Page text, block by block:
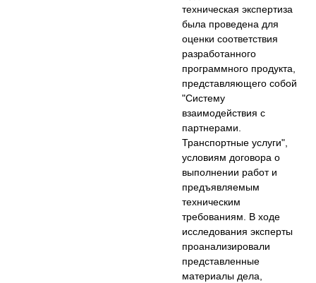
техническая экспертиза
была проведена для
оценки соответствия
разработанного
программного продукта,
представляющего собой
"Систему
взаимодействия с
партнерами.
Транспортные услуги",
условиям договора о
выполнении работ и
предъявляемым
техническим
требованиям. В ходе
исследования эксперты
проанализировали
представленные
материалы дела,